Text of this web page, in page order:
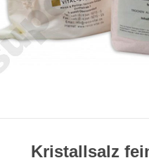
Kristallsalz